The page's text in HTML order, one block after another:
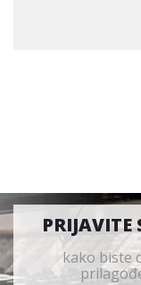
PRIJAVITE
kako biste